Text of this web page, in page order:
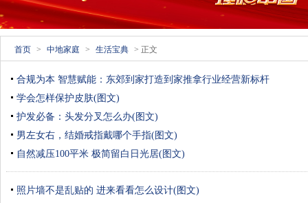
首页 > 中地家庭 > 生活宝典 > 正文
合规为本 智慧赋能：东郊到家打造到家推拿行业经营新标杆
学会怎样保护皮肤(图文)
护发必备：头发分叉怎么办(图文)
男左女右，结婚戒指戴哪个手指(图文)
自然减压100平米 极简留白日光居(图文)
照片墙不是乱贴的 进来看看怎么设计(图文)